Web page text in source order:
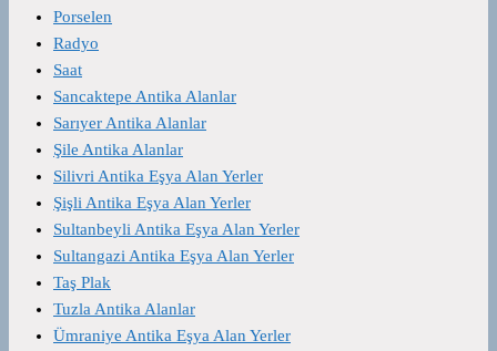
Porselen
Radyo
Saat
Sancaktepe Antika Alanlar
Sarıyer Antika Alanlar
Şile Antika Alanlar
Silivri Antika Eşya Alan Yerler
Şişli Antika Eşya Alan Yerler
Sultanbeyli Antika Eşya Alan Yerler
Sultangazi Antika Eşya Alan Yerler
Taş Plak
Tuzla Antika Alanlar
Ümraniye Antika Eşya Alan Yerler